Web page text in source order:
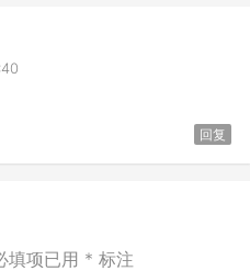
回复
填项已用 * 标注